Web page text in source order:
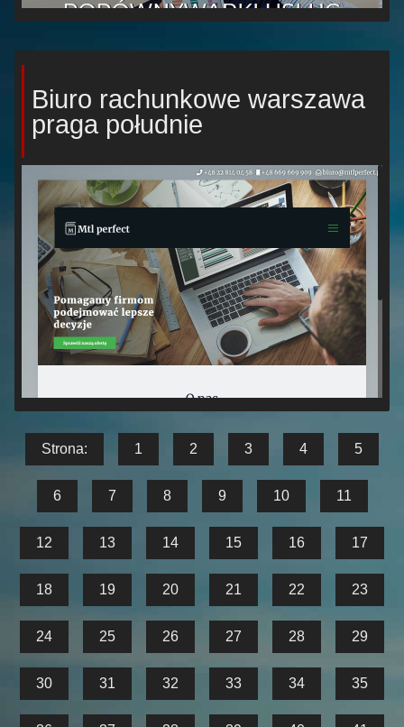
Biuro rachunkowe warszawa
praga południe
Strona: 1 2 3 4 5
6 7 8 9 10 11
12 13 14 15 16 17
18 19 20 21 22 23
24 25 26 27 28 29
30 31 32 33 34 35